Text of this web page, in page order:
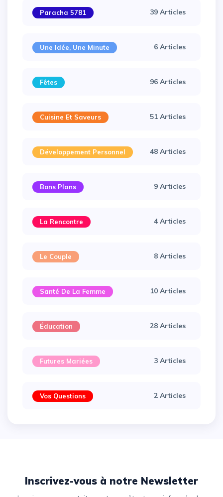
Paracha 5781 39 Articles
Une Idée, Une Minute 6 Articles
Fêtes 96 Articles
Cuisine Et Saveurs 51 Articles
Développement Personnel 48 Articles
Bons Plans 9 Articles
La Rencontre 4 Articles
Le Couple 8 Articles
Santé De La Femme 10 Articles
Éducation 28 Articles
Futures Mariées 3 Articles
Vos Questions 2 Articles
Inscrivez-vous à notre Newsletter